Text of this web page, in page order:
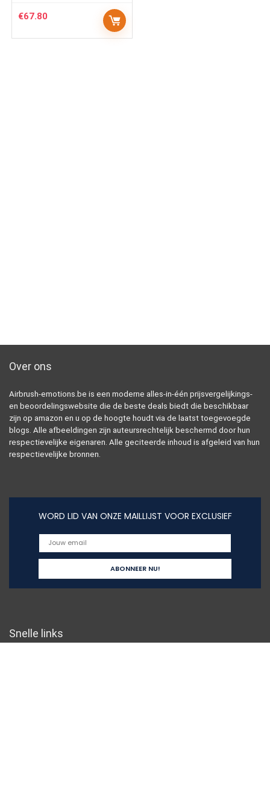
€67.80
Over ons
Airbrush-emotions.be is een moderne alles-in-één prijsvergelijkings-
en beoordelingswebsite die de beste deals biedt die beschikbaar
zijn op amazon en u op de hoogte houdt via de laatst toegevoegde
blogs. Alle afbeeldingen zijn auteursrechtelijk beschermd door hun
respectievelijke eigenaren. Alle geciteerde inhoud is afgeleid van hun
respectievelijke bronnen.
WORD LID VAN ONZE MAILLIJST VOOR EXCLUSIEF
Snelle links